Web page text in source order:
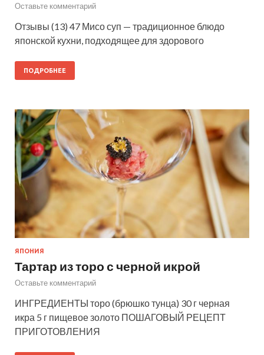
Оставьте комментарий
Отзывы (13) 47 Мисо суп — традиционное блюдо
японской кухни, подходящее для здорового
ПОДРОБНЕЕ
ЯПОНИЯ
Тартар из торо с черной икрой
Оставьте комментарий
ИНГРЕДИЕНТЫ торо (брюшко тунца) 30 г черная
икра 5 г пищевое золото ПОШАГОВЫЙ РЕЦЕПТ
ПРИГОТОВЛЕНИЯ